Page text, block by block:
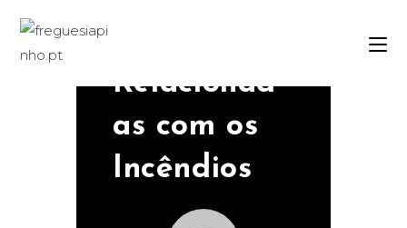
Relacionad
as com os
Incêndios